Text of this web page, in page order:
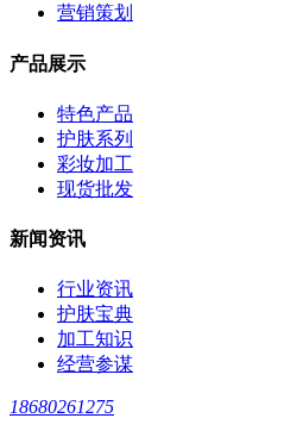
营销策划
产品展示
特色产品
护肤系列
彩妆加工
现货批发
新闻资讯
行业资讯
护肤宝典
加工知识
经营参谋
18680261275